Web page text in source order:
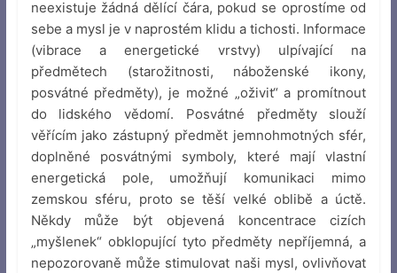
neexistuje žádná dělící čára, pokud se oprostíme od
sebe a mysl je v naprostém klidu a tichosti. Informace
(vibrace a energetické vrstvy) ulpívající na
předmětech (starožitnosti, náboženské ikony,
posvátné předměty), je možné „oživit“ a promítnout
do lidského vědomí. Posvátné předměty slouží
věřícím jako zástupný předmět jemnohmotných sfér,
doplněné posvátnými symboly, které mají vlastní
energetická pole, umožňují komunikaci mimo
zemskou sféru, proto se těší velké oblibě a úctě.
Někdy může být objevená koncentrace cizích
„myšlenek“ obklopující tyto předměty nepříjemná, a
nepozorovaně může stimulovat naši mysl, ovlivňovat